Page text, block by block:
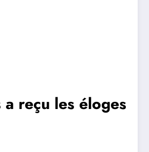
reçu les éloges